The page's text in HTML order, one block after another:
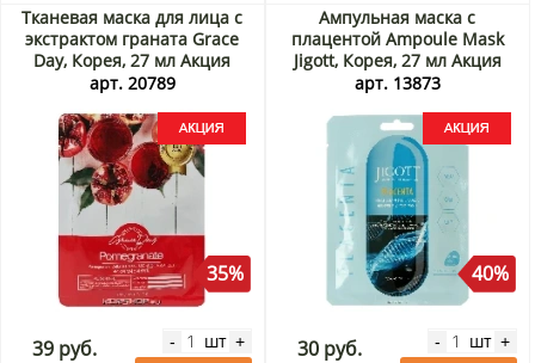
Тканевая маска для лица с
экстрактом граната Grace
Day, Корея, 27 мл Акция
арт. 20789
35%
39 руб. - шт +
Ампульная маска с
плацентой Ampoule Mask
Jigott, Корея, 27 мл Акция
арт. 13873
40%
30 руб. - шт +